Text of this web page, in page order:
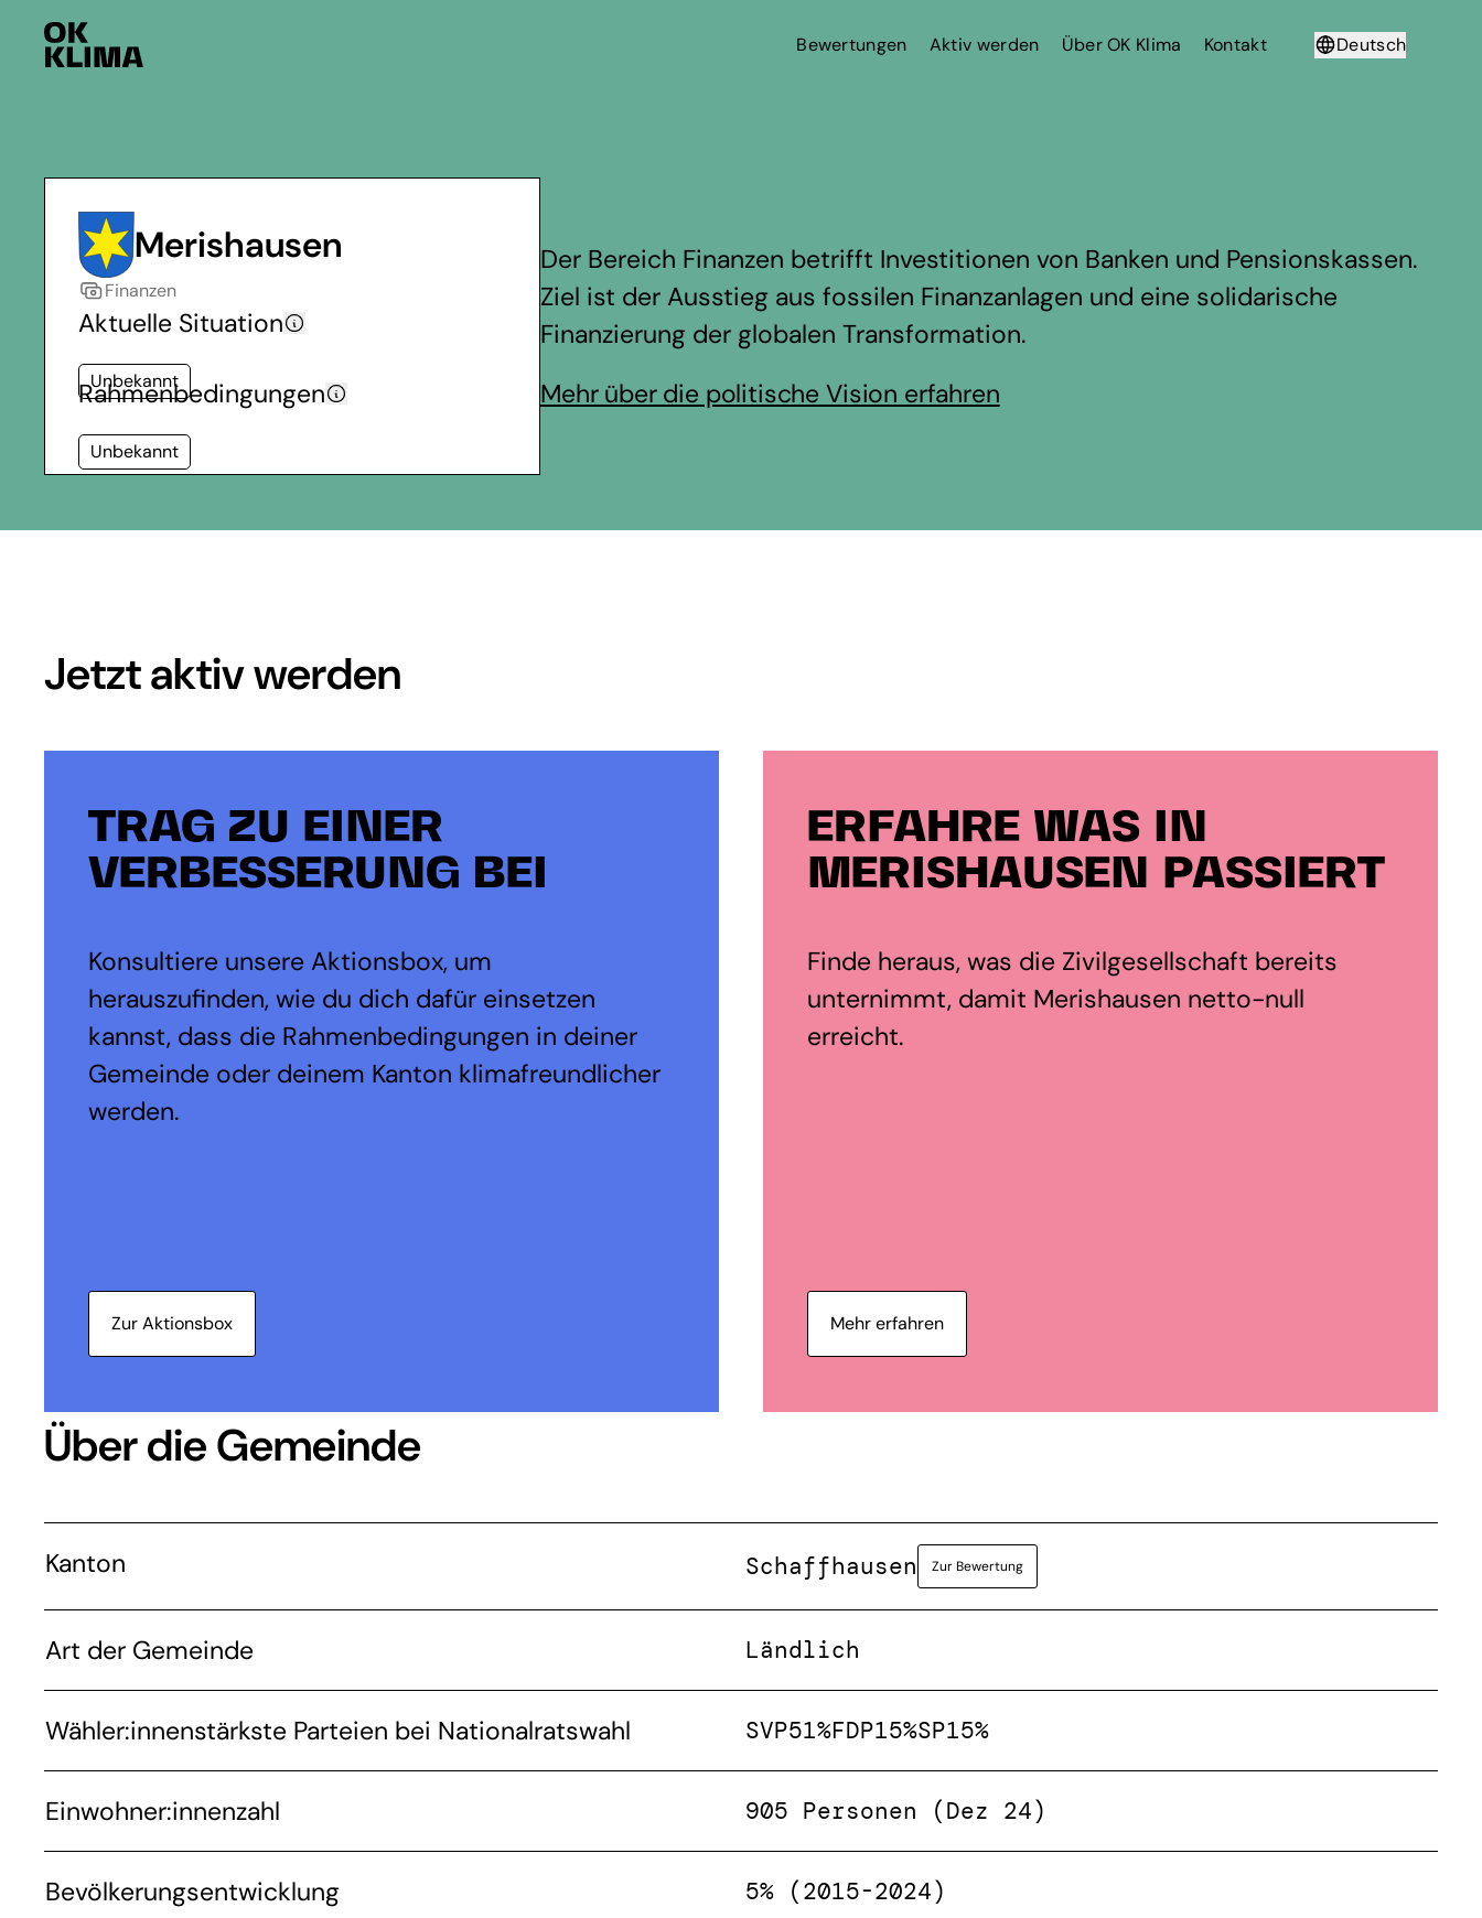
Bewertungen Aktiv werden Über OK Klima Kontakt
Deutsch
Merishausen
Finanzen
Aktuelle Situation
Unbekannt
Rahmenbedingungen
Unbekannt
Der Bereich Finanzen betrifft Investitionen von Banken und Pensionskassen.
Ziel ist der Ausstieg aus fossilen Finanzanlagen und eine solidarische
Finanzierung der globalen Transformation.
Mehr über die politische Vision erfahren
Jetzt aktiv werden
TRAG ZU EINER
VERBESSERUNG BEI
Konsultiere unsere Aktionsbox, um
herauszufinden, wie du dich dafür einsetzen
kannst, dass die Rahmenbedingungen in deiner
Gemeinde oder deinem Kanton klimafreundlicher
werden.
Zur Aktionsbox
ERFAHRE WAS IN
MERISHAUSEN PASSIERT
Finde heraus, was die Zivilgesellschaft bereits
unternimmt, damit Merishausen netto-null
erreicht.
Mehr erfahren
Über die Gemeinde
Kanton Schaffhausen Zur Bewertung
Art der Gemeinde Ländlich
Wähler:innenstärkste Parteien bei Nationalratswahl SVP51%FDP15%SP15%
Einwohner:innenzahl 905 Personen (Dez 24)
Bevölkerungsentwicklung 5% (2015-2024)